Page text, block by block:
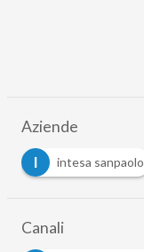
Aziende
I
intesa sanpaolo
Canali